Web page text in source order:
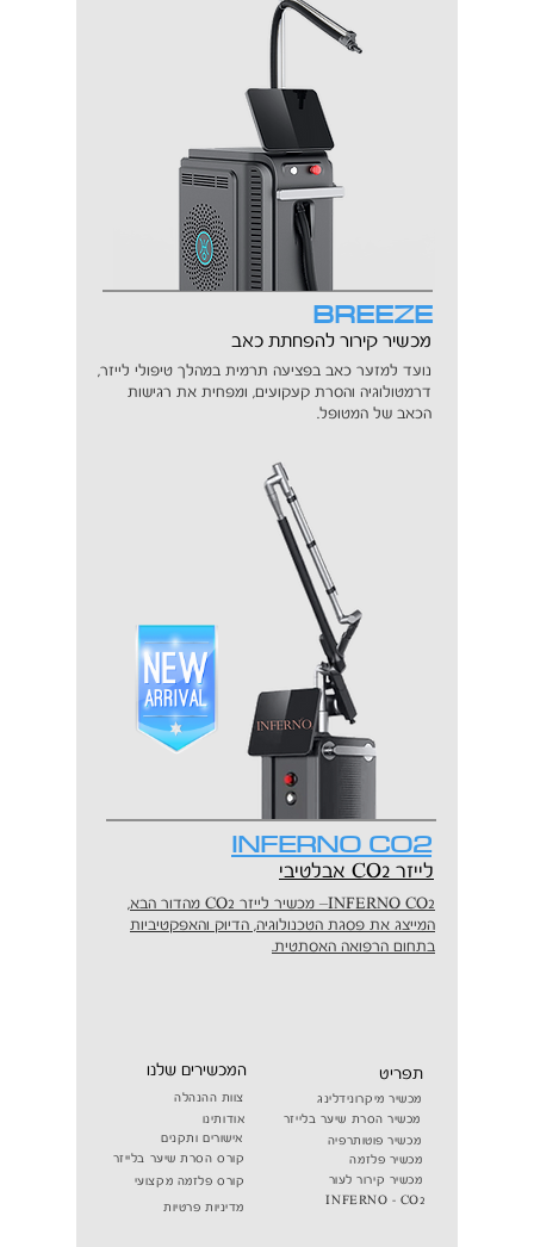
מכשיר קירור להפחתת כאב
BREEZE
נועד למזער כאב בפציעה תרמית במהלך טיפולי לייזר,
דרמטולוגיה והסרת קעקועים, ומפחית את רגישות
הכאב של המטופל.
INFERNO CO2
לייזר CO2 אבלטיבי
INFERNO CO2– מכשיר לייזר CO2 מהדור הבא,
המייצג את פסגת הטכנולוגיה, הדיוק והאפקטיביות
בתחום הרפואה האסתטית.
המכשירים שלנו
צוות ההנהלה
אודותינו
אישורים ותקנים
קורס הסרת שיער בלייזר
קורס פלזמה מקצועי
תפריט
מכשיר מיקרונידלינג
מכשיר הסרת שיער בלייזר
מכשיר פוטותרפיה
מכשיר פלזמה
מכשיר קירור לעור
מדיניות פרטיות INFERNO - CO2